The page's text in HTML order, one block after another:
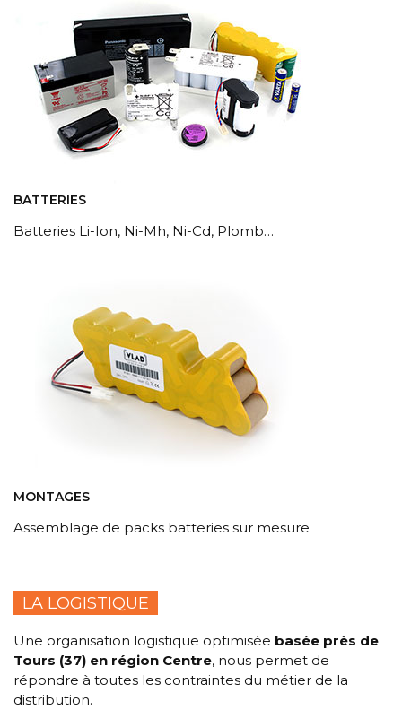
BATTERIES
Batteries Li-Ion, Ni-Mh, Ni-Cd, Plomb…
MONTAGES
Assemblage de packs batteries sur mesure
LA LOGISTIQUE
Une organisation logistique optimisée basée près de
Tours (37) en région Centre, nous permet de
répondre à toutes les contraintes du métier de la
distribution.